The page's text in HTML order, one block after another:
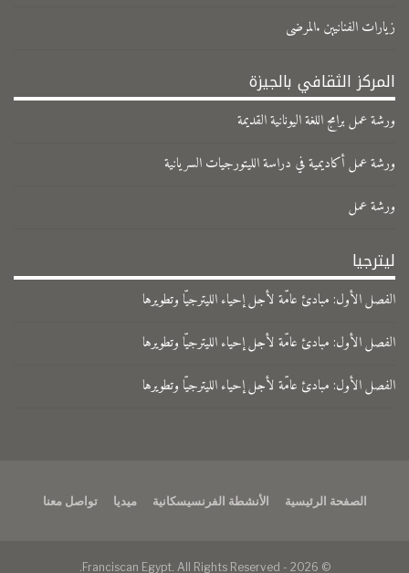
زيارات الفنانيين .المرضى
المركز الثقافي بالجيزة
ورشة عمل برامج اللغة اليونانية القديمة
ورشة عمل أكاديمية في دراسة الليتورجيات السريانية
ورشة عمل
ليترجيا
الفصل الأول: مبادئ عامّة لأجل إحياء الليترجيّا وتطويرها
الفصل الأول: مبادئ عامّة لأجل إحياء الليترجيّا وتطويرها
الفصل الأول: مبادئ عامّة لأجل إحياء الليترجيّا وتطويرها
الصفحة الرئيسية الأنشطة الفرنسيسكانية ميديا تواصل معنا
© 2026 - Franciscan Egypt. All Rights Reserved.